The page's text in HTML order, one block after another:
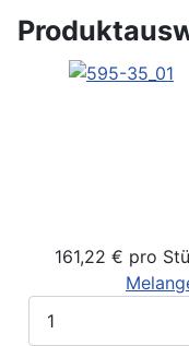
161,22 € pro